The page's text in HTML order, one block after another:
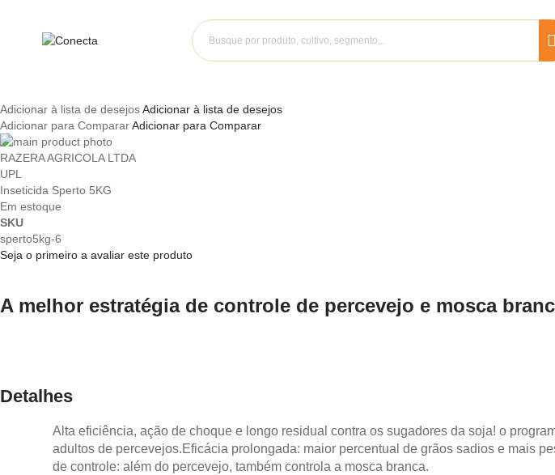
Adicionar à lista de desejosAdicionar à lista de desejos
Adicionar para CompararAdicionar para Comparar
Pular
para
o
final
da
Galeria
de
imagens
Saltar
para
o
início
da
Galeria
de
RAZERA AGRICOLA LTDA
UPL
Inseticida Sperto 5KG
Em estoque
SKU
sperto5kg-6
Seja o primeiro a avaliar este produto
A melhor estratégia de controle de percevejo e mosca
Detalhes
Alta eficiência, ação de choque e longo residual contra os sugadores da soja! o
adultos de percevejos.Eficácia prolongada: maior percentual de grãos sadios e mais
de controle: além do percevejo, também controla a mosca branca.